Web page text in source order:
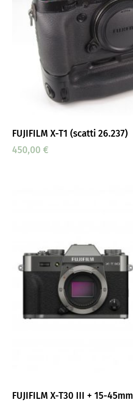
FUJIFILM X-T1 (scatti 26.237)
450,00 €
FUJIFILM X-T30 III + 15-45mm